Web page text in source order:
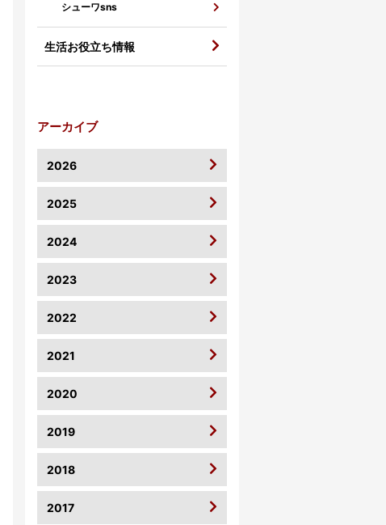
シューワsns
生活お役立ち情報
アーカイブ
2026
2025
2024
2023
2022
2021
2020
2019
2018
2017